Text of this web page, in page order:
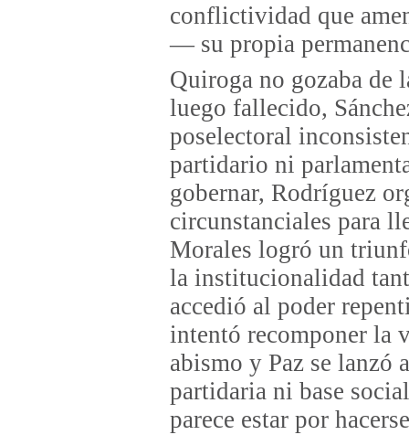
conflictividad que
— su propia
Quiroga no gozaba de
luego fallecido,
poselectoral
partidario ni
gobernar, Rodríguez
circunstanciales para
Morales logró un
la institucionalidad
accedió al poder
intentó recomponer la
abismo y Paz se lanzó
partidaria ni base
parece estar por